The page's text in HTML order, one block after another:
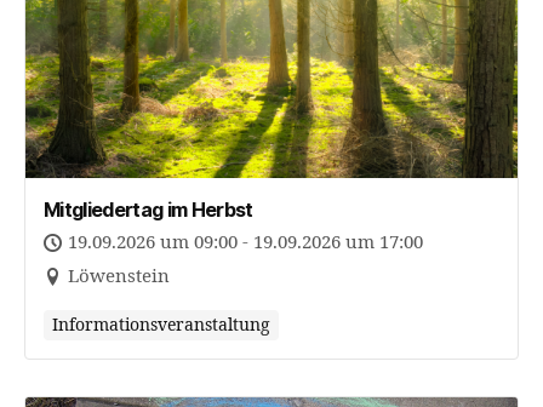
Mitgliedertag im Herbst
19.09.2026 um 09:00 - 19.09.2026 um 17:00
Löwenstein
Informationsveranstaltung